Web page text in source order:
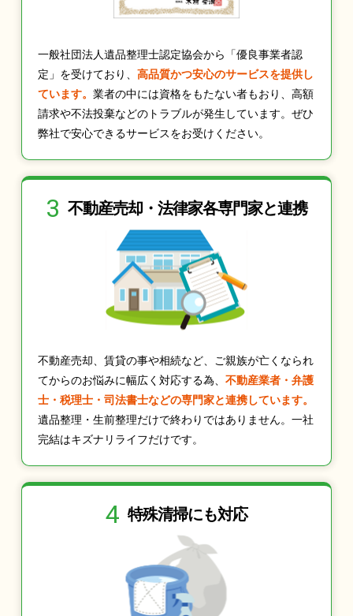
一般社団法人遺品整理士認定協会から「優良事業者認
定」を受けており、 高品質かつ安心のサービスを提供し
ています。 業者の中には資格をもたない者もおり、高額
請求や不法投棄などのトラブルが発生しています。ぜひ
弊社で安心できるサービスをお受けください。
3 不動産売却・法律家各専門家と連携
不動産売却、賃貸の事や相続など、ご親族が亡くなられ
てからのお悩みに幅広く対応する為、 不動産業者・弁護
士・税理士・司法書士などの専門家と連携しています。
遺品整理・生前整理だけで終わりではありません。一社
完結はキズナリライフだけです。
4 特殊清掃にも対応